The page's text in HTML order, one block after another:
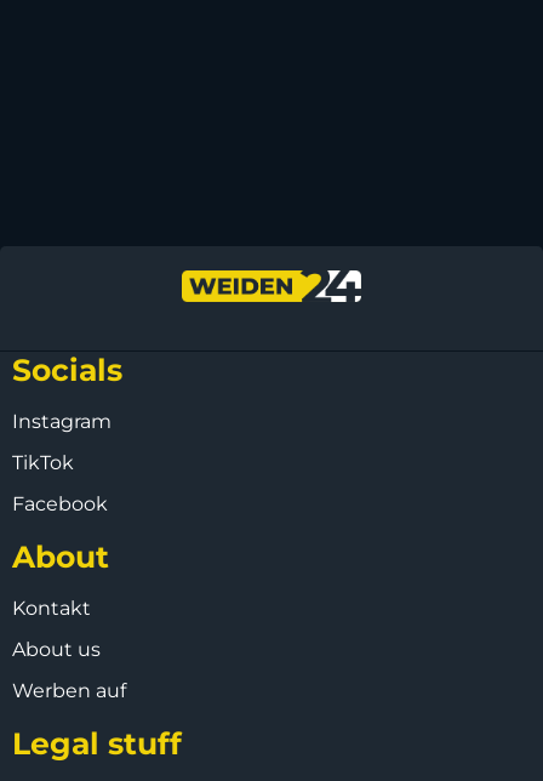
Socials
Instagram
TikTok
Facebook
About
Kontakt
About us
Werben auf
Legal stuff